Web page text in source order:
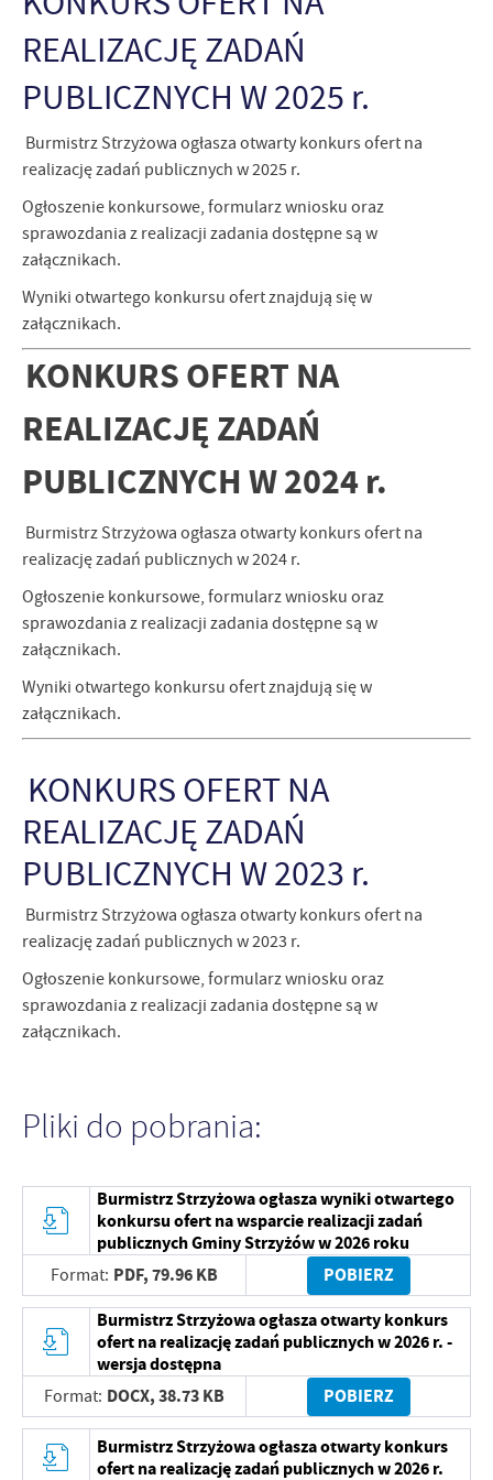
REALIZACJĘ ZADAŃ
PUBLICZNYCH W 2025 r.
Burmistrz Strzyżowa ogłasza otwarty konkurs ofert na
realizację zadań publicznych w 2025 r.
Ogłoszenie konkursowe, formularz wniosku oraz
sprawozdania z realizacji zadania dostępne są w
załącznikach.
Wyniki otwartego konkursu ofert znajdują się w
załącznikach.
KONKURS OFERT NA
REALIZACJĘ ZADAŃ
PUBLICZNYCH W 2024 r.
Burmistrz Strzyżowa ogłasza otwarty konkurs ofert na
realizację zadań publicznych w 2024 r.
Ogłoszenie konkursowe, formularz wniosku oraz
sprawozdania z realizacji zadania dostępne są w
załącznikach.
Wyniki otwartego konkursu ofert znajdują się w
załącznikach.
KONKURS OFERT NA
REALIZACJĘ ZADAŃ
PUBLICZNYCH W 2023 r.
Burmistrz Strzyżowa ogłasza otwarty konkurs ofert na
realizację zadań publicznych w 2023 r.
Ogłoszenie konkursowe, formularz wniosku oraz
sprawozdania z realizacji zadania dostępne są w
załącznikach.
Pliki do pobrania:
Burmistrz Strzyżowa ogłasza wyniki otwartego
konkursu ofert na wsparcie realizacji zadań
publicznych Gminy Strzyżów w 2026 roku
Format: PDF,79.96 KB
POBIERZ
Burmistrz Strzyżowa ogłasza otwarty konkurs
ofert na realizację zadań publicznych w 2026 r. -
wersja dostępna
Format: DOCX,38.73 KB POBIERZ
Burmistrz Strzyżowa ogłasza otwarty konkurs
ofert na realizację zadań publicznych w 2026 r.
treści w postaci wiadomości, ofert, komunikatów mediów
społecznościowych.